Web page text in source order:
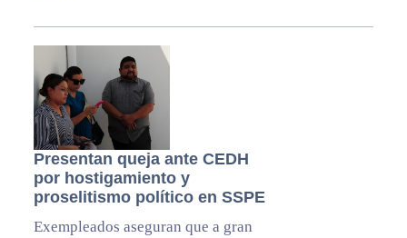
Presentan queja ante CEDH
por hostigamiento y
proselitismo político en SSPE
Exempleados aseguran que a gran